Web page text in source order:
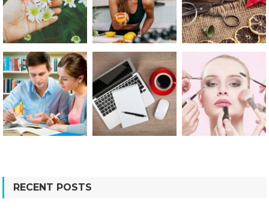
RECENT POSTS